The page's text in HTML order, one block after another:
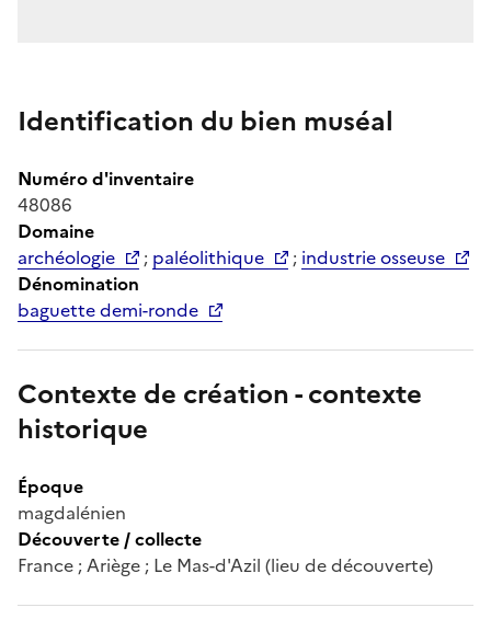
Identification du bien muséal
Numéro d'inventaire
48086
Domaine
archéologie
; paléolithique ; industrie osseuse
Dénomination
baguette demi-ronde
Contexte de création - contexte
historique
Époque
magdalénien
Découverte / collecte
France ; Ariège ; Le Mas-d'Azil (lieu de découverte)